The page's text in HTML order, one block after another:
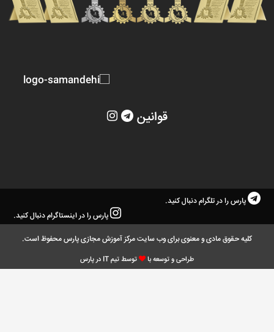
قوانین
پارس را در تلگرام دنبال کنید.
پارس را در اینستاگرام دنبال کنید.
کلیه حقوق مادی و معنوی برای وب سایت مرکز آموزش مجازی پارس محفوظ است.
طراحی و توسعه با توسط تیم IT در پارس